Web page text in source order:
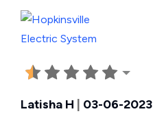
Latisha H | 03-06-2023